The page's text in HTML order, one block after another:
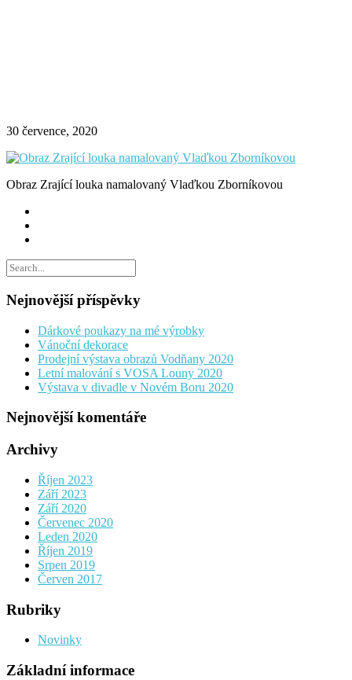
30 července, 2020
Obraz Zrající louka namalovaný Vlaďkou Zborníkovou
Nejnovější příspěvky
Dárkové poukazy na mé výrobky
Vánoční dekorace
Prodejní výstava obrazů Vodňany 2020
Letní malování s VOSA Louny 2020
Výstava v divadle v Novém Boru 2020
Nejnovější komentáře
Archivy
Říjen 2023
Září 2023
Září 2020
Červenec 2020
Leden 2020
Říjen 2019
Srpen 2019
Červen 2017
Rubriky
Novinky
Základní informace